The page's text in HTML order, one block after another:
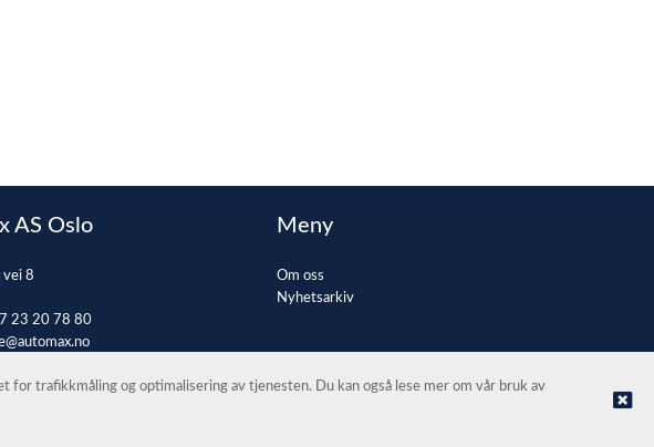
AS Oslo
vei 8
23 20 78 80
Meny
Om oss
Nyhetsarkiv
trafikkmåling og optimalisering av tjenesten. Du kan også lese mer om vår bruk av